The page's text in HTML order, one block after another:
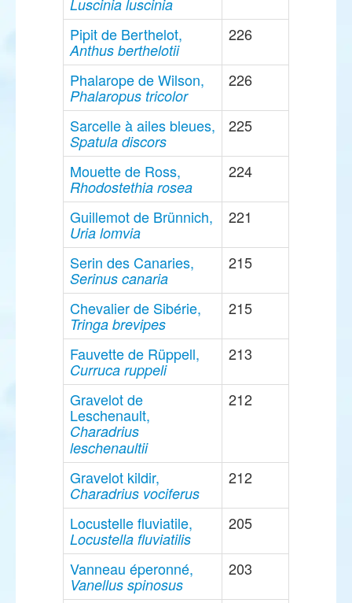
Luscinia luscinia
Pipit de Berthelot,
Anthus berthelotii
226
Phalarope de Wilson,
Phalaropus tricolor
226
Sarcelle à ailes bleues,
Spatula discors
225
Mouette de Ross,
Rhodostethia rosea
224
Guillemot de Brünnich,
Uria lomvia
221
Serin des Canaries,
Serinus canaria
215
Chevalier de Sibérie,
Tringa brevipes
215
Fauvette de Rüppell,
Curruca ruppeli
213
Gravelot de
Leschenault,
Charadrius
leschenaultii
212
Gravelot kildir,
Charadrius vociferus
212
Locustelle fluviatile,
Locustella fluviatilis
205
Vanneau éperonné,
Vanellus spinosus
203